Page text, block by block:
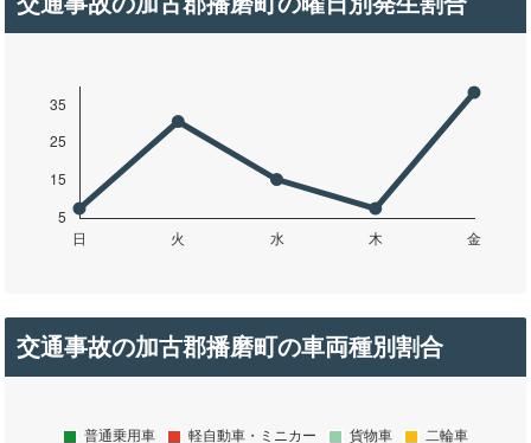
交通事故の加古郡播磨町の車両種別割合